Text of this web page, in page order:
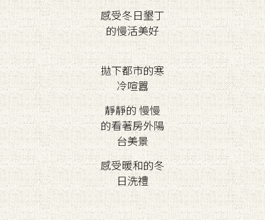
感受冬日墾丁
的慢活美好
拋下都市的寒
冷喧囂
靜靜的 慢慢
的看著房外陽
台美景
感受暖和的冬
日洗禮